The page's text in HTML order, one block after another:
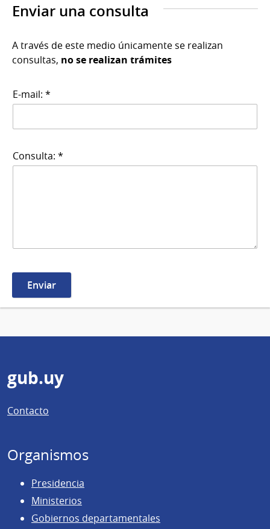
Enviar una consulta
A través de este medio únicamente se realizan
consultas, no se realizan trámites
E-mail: *
Consulta: *
Pie
de
página
gub.uy
Contacto
Organismos
Presidencia
Ministerios
Gobiernos departamentales